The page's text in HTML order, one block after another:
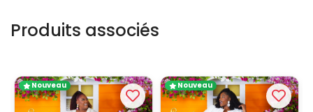
Produits associés
Nouveau Nouveau